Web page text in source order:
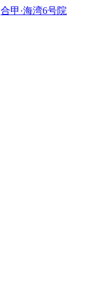
合甲·海湾6号院